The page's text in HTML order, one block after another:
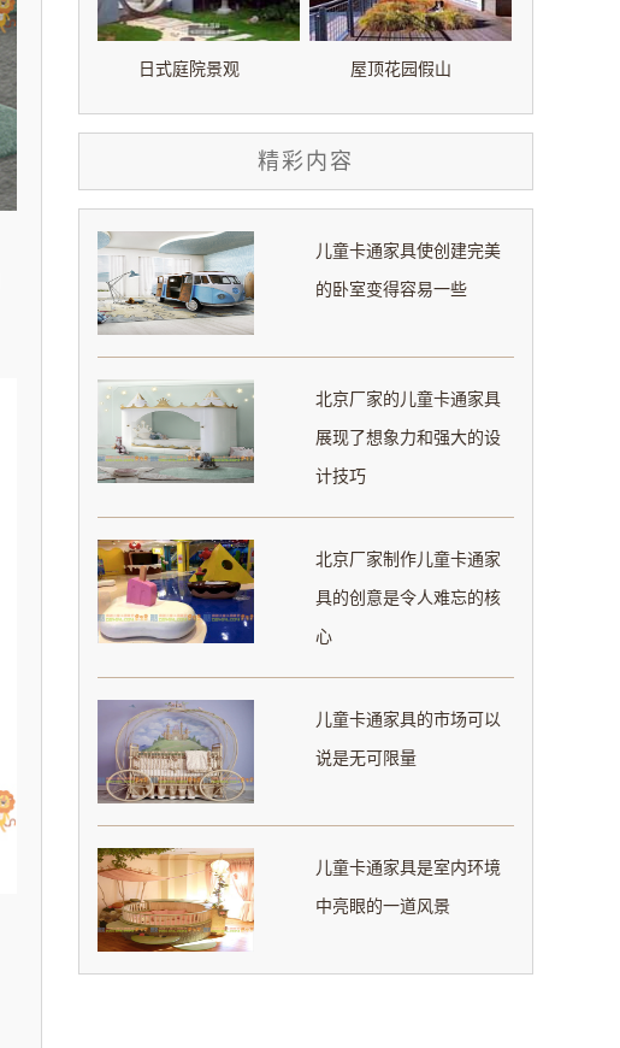
日式庭院景观 屋顶花园假山
精彩内容
儿童卡通家具使创建完美
的卧室变得容易一些
北京厂家的儿童卡通家具
展现了想象力和强大的设
计技巧
北京厂家制作儿童卡通家
具的创意是令人难忘的核
心
儿童卡通家具的市场可以
说是无可限量
儿童卡通家具是室内环境
中亮眼的一道风景